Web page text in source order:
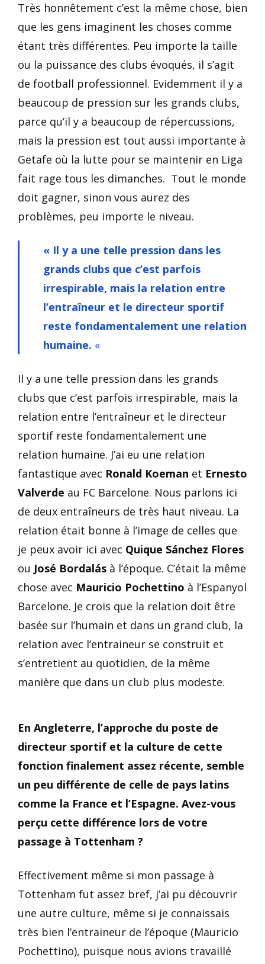
Très honnêtement c’est la même chose, bien
que les gens imaginent les choses comme
étant très différentes. Peu importe la taille
ou la puissance des clubs évoqués, il s’agit
de football professionnel. Evidemment il y a
beaucoup de pression sur les grands clubs,
parce qu’il y a beaucoup de répercussions,
mais la pression est tout aussi importante à
Getafe où la lutte pour se maintenir en Liga
fait rage tous les dimanches. Tout le monde
doit gagner, sinon vous aurez des
problèmes, peu importe le niveau.
« Il y a une telle pression dans les
grands clubs que c’est parfois
irrespirable, mais la relation entre
l’entraîneur et le directeur sportif
reste fondamentalement une relation
humaine. «
Il y a une telle pression dans les grands
clubs que c’est parfois irrespirable, mais la
relation entre l’entraîneur et le directeur
sportif reste fondamentalement une
relation humaine. J’ai eu une relation
fantastique avec Ronald Koeman et Ernesto
Valverde au FC Barcelone. Nous parlons ici
de deux entraîneurs de très haut niveau. La
relation était bonne à l’image de celles que
je peux avoir ici avec Quique Sánchez Flores
ou José Bordalás à l’époque. C’était la même
chose avec Mauricio Pochettino à l’Espanyol
Barcelone. Je crois que la relation doit être
basée sur l’humain et dans un grand club, la
relation avec l’entraineur se construit et
s’entretient au quotidien, de la même
manière que dans un club plus modeste.
En Angleterre, l’approche du poste de
directeur sportif et la culture de cette
fonction finalement assez récente, semble
un peu différente de celle de pays latins
comme la France et l’Espagne. Avez-vous
perçu cette différence lors de votre
passage à Tottenham ?
Effectivement même si mon passage à
Tottenham fut assez bref, j’ai pu découvrir
une autre culture, même si je connaissais
très bien l’entraineur de l’époque (Mauricio
Pochettino), puisque nous avions travaillé